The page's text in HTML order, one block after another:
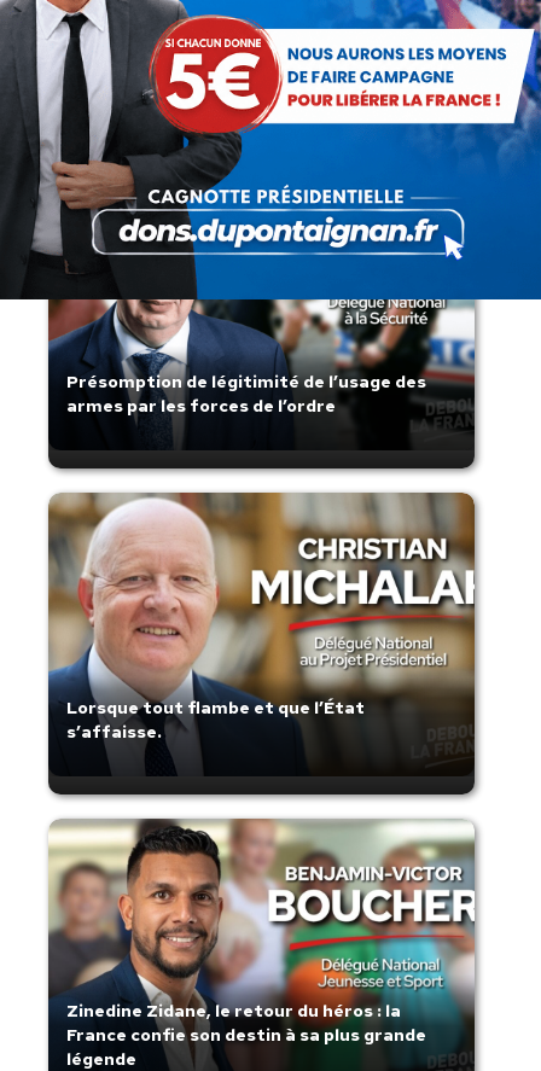
Recherche
Articles récents
Présomption de légitimité de l’usage des
armes par les forces de l’ordre
Lorsque tout flambe et que l’État
s’affaisse.
Zinedine Zidane, le retour du héros : la
France confie son destin à sa plus grande
légende